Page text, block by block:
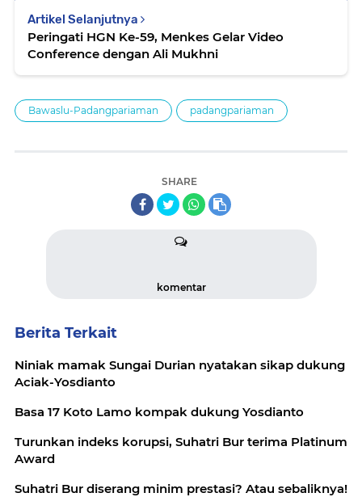
Artikel Selanjutnya
Peringati HGN Ke-59, Menkes Gelar Video
Conference dengan Ali Mukhni
Bawaslu-Padangpariaman padangpariaman
SHARE
komentar
Berita Terkait
Niniak mamak Sungai Durian nyatakan sikap dukung
Aciak-Yosdianto
Basa 17 Koto Lamo kompak dukung Yosdianto
Turunkan indeks korupsi, Suhatri Bur terima Platinum
Award
Suhatri Bur diserang minim prestasi? Atau sebaliknya!